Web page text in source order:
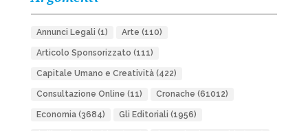
Annunci Legali (1) Arte (110)
Articolo Sponsorizzato (111)
Capitale Umano e Creatività(422)
Consultazione Online (11) Cronache (61012)
Economia(3684) Gli Editoriali (1956)